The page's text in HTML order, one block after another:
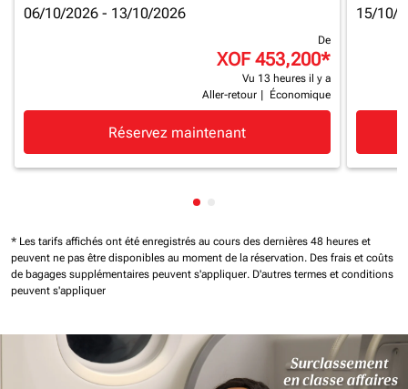
06/10/2026 - 13/10/2026
De
XOF 453,200*
Vu 13 heures il y a
Aller-retour
Économique
Réservez maintenant
15/10/
Affichage de cmp-pagination-
* Les tarifs affichés ont été enregistrés au cours des dernières 48 heures et
peuvent ne pas être disponibles au moment de la réservation. Des frais et coûts
de bagages supplémentaires peuvent s'appliquer. D'autres termes et conditions
peuvent s'appliquer